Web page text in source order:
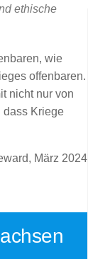
ethische
wie
offenbaren.
nicht nur von
dass Kriege
März 2024